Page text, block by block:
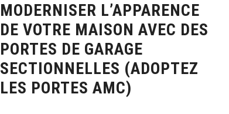
MODERNISER L’APPARENCE
DE VOTRE MAISON AVEC DES
PORTES DE GARAGE
SECTIONNELLES (ADOPTEZ
LES PORTES AMC)